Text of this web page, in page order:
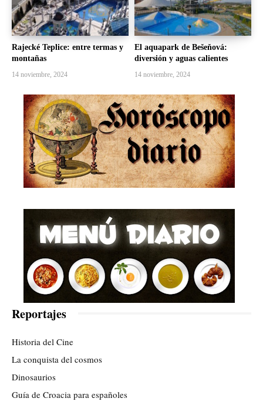
Rajecké Teplice: entre termas y
montañas
14 noviembre, 2024
El aquapark de Bešeňová:
diversión y aguas calientes
14 noviembre, 2024
Reportajes
Historia del Cine
La conquista del cosmos
Dinosaurios
Guía de Croacia para españoles